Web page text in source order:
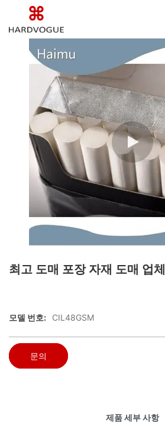
최고 도매 포장 자재 도매 업체
모델 번호: CIL48GSM
문의
제품 세부 사항